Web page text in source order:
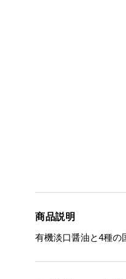
商品説明
有機淡口醤油と4種の